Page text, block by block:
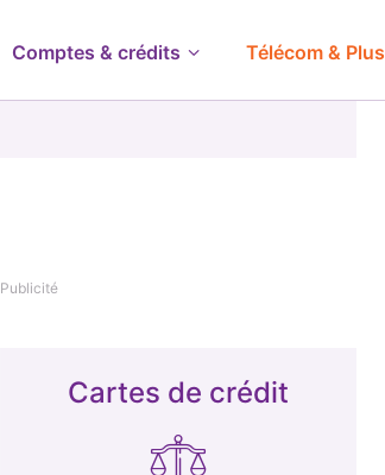
Comptes & crédits Télécom & Plus
Publicité
Cartes de crédit